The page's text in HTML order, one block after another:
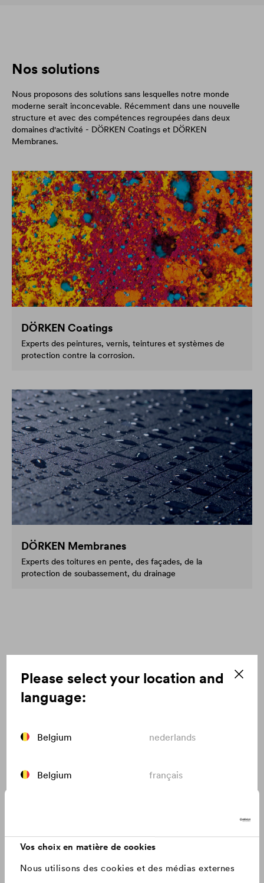
Vos choix en matière de cookies
Nous utilisons des cookies et des médias externes
Please select your location and
language:
Belgium nederlands
Belgium français
Canada français
Nos solutions
Nous proposons des solutions sans lesquelles notre monde
moderne serait inconcevable. Récemment dans une nouvelle
structure et avec des compétences regroupées dans deux
domaines d'activité - DÖRKEN Coatings et DÖRKEN
Membranes.
DÖRKEN Coatings
Experts des peintures, vernis, teintures et systèmes de
protection contre la corrosion.
DÖRKEN Membranes
Experts des toitures en pente, des façades, de la
protection de soubassement, du drainage
Particulièrement moderne, particulièrement fréquentée,
particulièrement importante ou passionnante - découvrez